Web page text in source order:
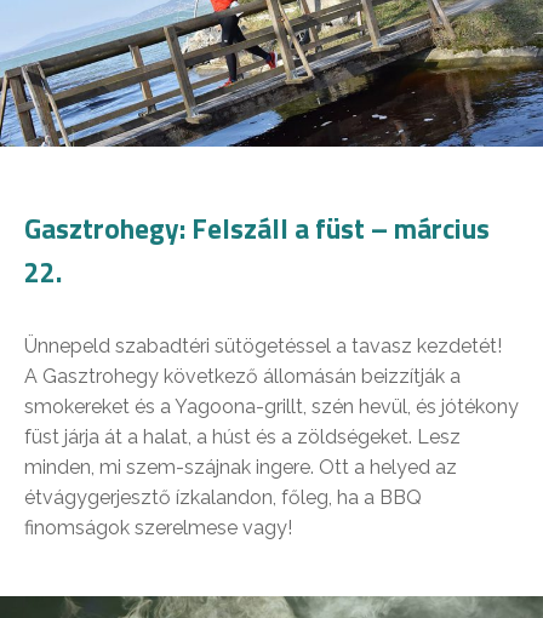
Gasztrohegy: Felszáll a füst – március
22.
Ünnepeld szabadtéri sütögetéssel a tavasz kezdetét!
A Gasztrohegy következő állomásán beizzítják a
smokereket és a Yagoona-grillt, szén hevül, és jótékony
füst járja át a halat, a húst és a zöldségeket. Lesz
minden, mi szem-szájnak ingere. Ott a helyed az
étvágygerjesztő ízkalandon, főleg, ha a BBQ
finomságok szerelmese vagy!